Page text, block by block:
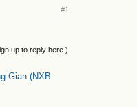
#1
up to reply here.)
Gian (NXB